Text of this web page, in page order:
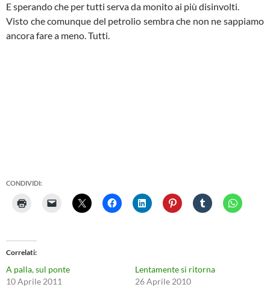
E sperando che per tutti serva da monito ai più disinvolti.
Visto che comunque del petrolio sembra che non ne sappiamo
ancora fare a meno. Tutti.
CONDIVIDI:
Correlati
A palla, sul ponte
10 Aprile 2011
Lentamente si ritorna
26 Aprile 2010